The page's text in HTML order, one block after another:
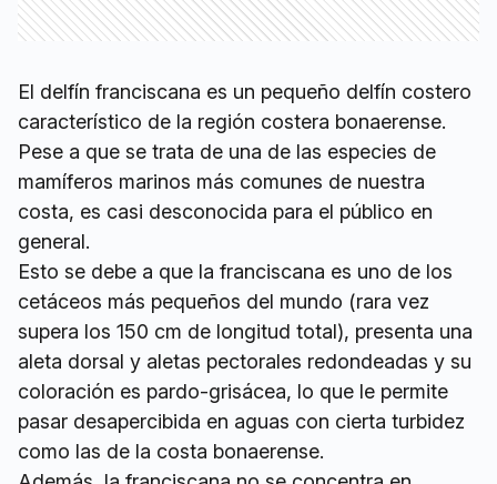
El delfín franciscana es un pequeño delfín costero
característico de la región costera bonaerense.
Pese a que se trata de una de las especies de
mamíferos marinos más comunes de nuestra
costa, es casi desconocida para el público en
general.
Esto se debe a que la franciscana es uno de los
cetáceos más pequeños del mundo (rara vez
supera los 150 cm de longitud total), presenta una
aleta dorsal y aletas pectorales redondeadas y su
coloración es pardo-grisácea, lo que le permite
pasar desapercibida en aguas con cierta turbidez
como las de la costa bonaerense.